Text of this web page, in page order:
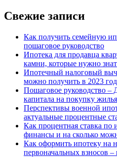
Свежие записи
Как получить семейную
пошаговое руководство
Ипотека для продавца
камни, которые нужно
Ипотечный налоговый
можно получить в 2023
Пошаговое руководство –
капитала на покупку жилья
Перспективы военной
актуальные процентные
Как процентная ставка по
финансы и на сколько
Как оформить ипотеку на
первоначальных взносов